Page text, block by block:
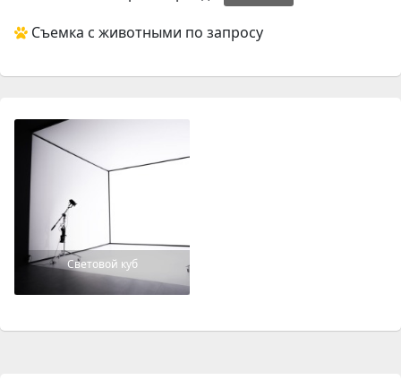
Съемка с животными по запросу
Световой куб